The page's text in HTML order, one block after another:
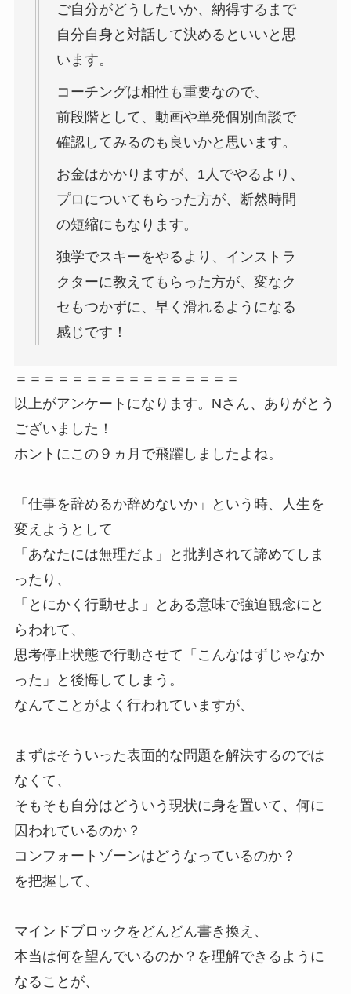
ご自分がどうしたいか、納得するまで
自分自身と対話して決めるといいと思
います。
コーチングは相性も重要なので、
前段階として、動画や単発個別面談で
確認してみるのも良いかと思います。
お金はかかりますが、1人でやるより、
プロについてもらった方が、断然時間
の短縮にもなります。
独学でスキーをやるより、インストラ
クターに教えてもらった方が、変なク
セもつかずに、早く滑れるようになる
感じです！
＝＝＝＝＝＝＝＝＝＝＝＝＝＝＝＝
以上がアンケートになります。Nさん、ありがとう
ございました！
ホントにこの９ヵ月で飛躍しましたよね。
「仕事を辞めるか辞めないか」という時、人生を
変えようとして
「あなたには無理だよ」と批判されて諦めてしま
ったり、
「とにかく行動せよ」とある意味で強迫観念にと
らわれて、
思考停止状態で行動させて「こんなはずじゃなか
った」と後悔してしまう。
なんてことがよく行われていますが、
まずはそういった表面的な問題を解決するのでは
なくて、
そもそも自分はどういう現状に身を置いて、何に
囚われているのか？
コンフォートゾーンはどうなっているのか？
を把握して、
マインドブロックをどんどん書き換え、
本当は何を望んでいるのか？を理解できるように
なることが、